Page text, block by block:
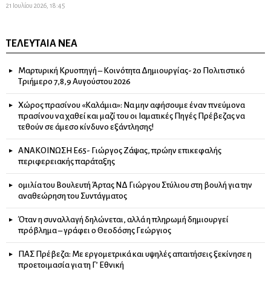
21 Ιουλίου 2026, 18:45
ΤΕΛΕΥΤΑΊΑ ΝΈΑ
Μαρτυρική Κρυοπηγή – Κοινότητα Δημιουργίας- 2ο Πολιτιστικό
Τριήμερο 7,8,9 Αυγούστου 2026
Χώρος πρασίνου «Καλάμια»: Να μην αφήσουμε έναν πνεύμονα
πρασίνου να χαθεί και μαζί του οι Ιαματικές Πηγές Πρέβεζας να
τεθούν σε άμεσο κίνδυνο εξάντλησης!
ΑΝΑΚΟΙΝΩΣΗ Ε65- Γιώργος Ζάψας, πρώην επικεφαλής
περιφερειακής παράταξης
ομιλία του Βουλευτή Άρτας ΝΔ Γιώργου Στύλιου στη βουλή για την
αναθεώρηση του Συντάγματος
Όταν η συναλλαγή δηλώνεται, αλλά η πληρωμή δημιουργεί
πρόβλημα – γράφει ο Θεοδόσης Γεώργιος
ΠΑΣ Πρέβεζα: Με εργομετρικά και υψηλές απαιτήσεις ξεκίνησε η
προετοιμασία για τη Γ’ Εθνική